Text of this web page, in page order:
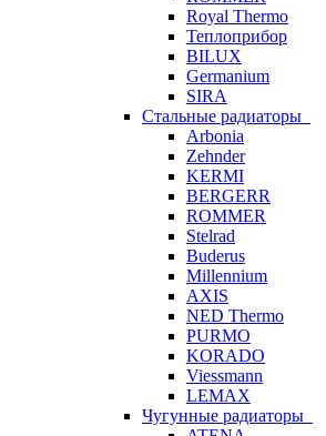
Royal Thermo
Теплоприбор
BILUX
Germanium
SIRA
Стальные радиаторы
Arbonia
Zehnder
KERMI
BERGERR
ROMMER
Stelrad
Buderus
Millennium
AXIS
NED Thermo
PURMO
KORADO
Viessmann
LEMAX
Чугунные радиаторы